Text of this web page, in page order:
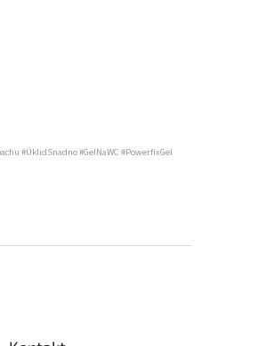
#ÚklidSnadno #GelNaWC #PowerfixGel